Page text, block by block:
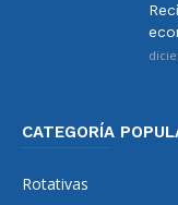
CATEGORÍA
Rotativas